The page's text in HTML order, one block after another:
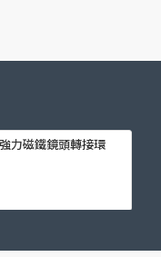
力磁鐵鏡頭轉接環